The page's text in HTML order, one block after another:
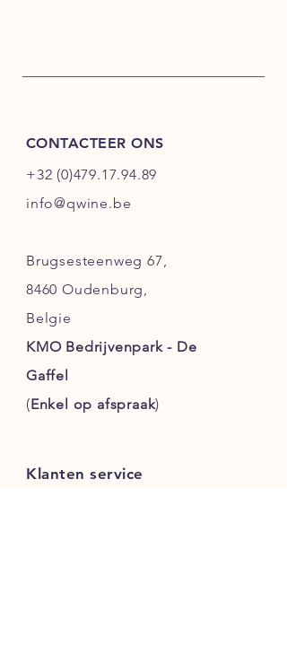
CONTACTEER ONS
+32 (0)479.17.94.89
info@qwine.be
Brugsesteenweg 67,
8460 Oudenburg,
Belgie
KMO Bedrijvenpark - De
Gaffel
(Enkel op afspraak)
Klanten service